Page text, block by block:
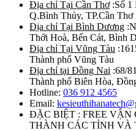
Địa chỉ Tại Cần Thơ:Số 1
Q.Bình Thủy, TP.Cần Thơ
Địa chỉ Tại Bình Dương
Thới Hoà, Bến Cát, Bình
Địa chỉ Tại Vũng Tàu
Thành phố Vũng Tàu
Địa chỉ tại Đồng Nai :68/
Thành phố Biên Hòa,
Hotline: 036 912 4565
Email:
ĐẶC BIỆT : FREE
THÀNH CÁC TỈNH VÀ